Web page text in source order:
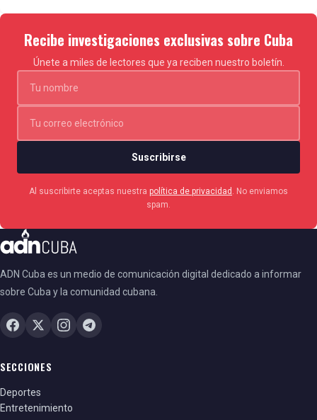
Recibe investigaciones exclusivas sobre Cuba
Únete a miles de lectores que ya reciben nuestro boletín.
Suscribirse
Al suscribirte aceptas nuestra política de privacidad
. No enviamos
spam.
ADN Cuba es un medio de comunicación digital dedicado a informar
sobre Cuba y la comunidad cubana.
SECCIONES
Deportes
Entretenimiento